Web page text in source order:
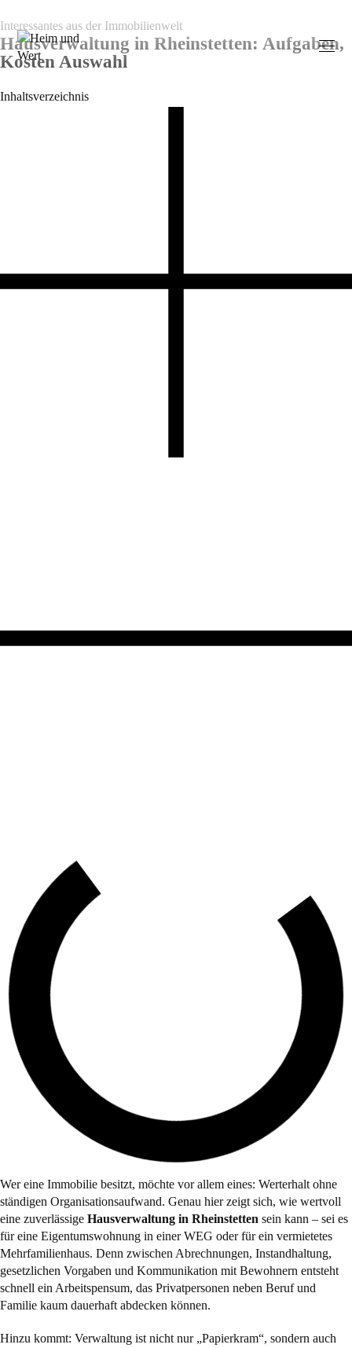
Interessantes aus der Immobilienwelt
Hausverwaltung in Rheinstetten: Aufgaben,
Kosten Auswahl
Inhaltsverzeichnis
Wer eine Immobilie besitzt, möchte vor allem eines: Werterhalt ohne
ständigen Organisationsaufwand. Genau hier zeigt sich, wie wertvoll
eine zuverlässige Hausverwaltung in Rheinstetten sein kann – sei es
für eine Eigentumswohnung in einer WEG oder für ein vermietetes
Mehrfamilienhaus. Denn zwischen Abrechnungen, Instandhaltung,
gesetzlichen Vorgaben und Kommunikation mit Bewohnern entsteht
schnell ein Arbeitspensum, das Privatpersonen neben Beruf und
Familie kaum dauerhaft abdecken können.
Hinzu kommt: Verwaltung ist nicht nur „Papierkram“, sondern auch